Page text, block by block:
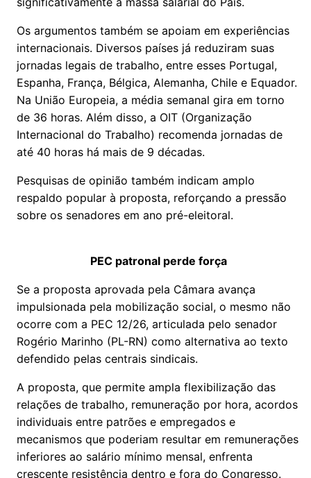
Os argumentos também se apoiam em experiências
internacionais. Diversos países já reduziram suas
jornadas legais de trabalho, entre esses Portugal,
Espanha, França, Bélgica, Alemanha, Chile e Equador.
Na União Europeia, a média semanal gira em torno
de 36 horas. Além disso, a OIT (Organização
Internacional do Trabalho) recomenda jornadas de
até 40 horas há mais de 9 décadas.
Pesquisas de opinião também indicam amplo
respaldo popular à proposta, reforçando a pressão
sobre os senadores em ano pré-eleitoral.
PEC patronal perde força
Se a proposta aprovada pela Câmara avança
impulsionada pela mobilização social, o mesmo não
ocorre com a PEC 12/26, articulada pelo senador
Rogério Marinho (PL-RN) como alternativa ao texto
defendido pelas centrais sindicais.
A proposta, que permite ampla flexibilização das
relações de trabalho, remuneração por hora, acordos
individuais entre patrões e empregados e
mecanismos que poderiam resultar em remunerações
inferiores ao salário mínimo mensal, enfrenta
crescente resistência dentro e fora do Congresso.